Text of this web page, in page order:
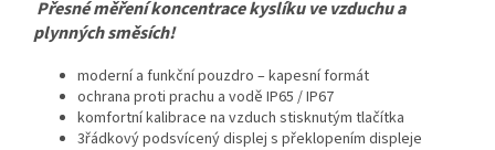
Přesné měření koncentrace kyslíku ve vzduchu a
plynných směsích!
moderní a funkční pouzdro – kapesní formát
ochrana proti prachu a vodě IP65 / IP67
komfortní kalibrace na vzduch stisknutým tlačítka
3řádkový podsvícený displej s překlopením displeje